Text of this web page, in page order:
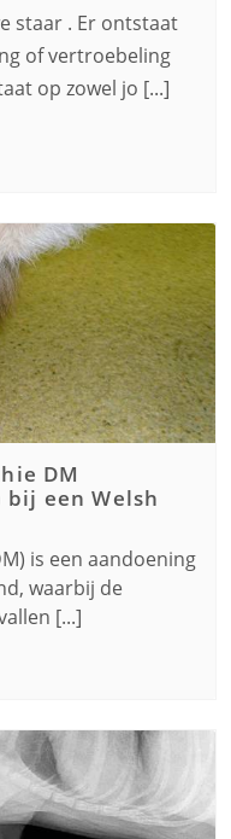
staar . Er ontstaat
of vertroebeling
op zowel jo [...]
DM
bij eenWelsh
is een aandoening
waarbij de
[...]